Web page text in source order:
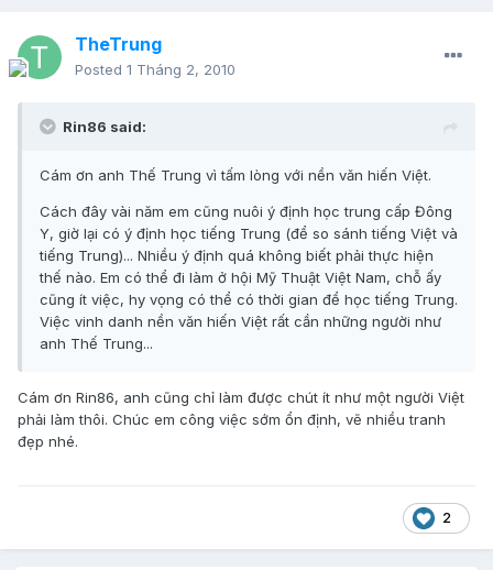
TheTrung
Posted 1 Tháng 2, 2010
Rin86 said:
Cám ơn anh Thế Trung vì tấm lòng với nền văn hiến Việt.
Cách đây vài năm em cũng nuôi ý định học trung cấp Đông
Y, giờ lại có ý định học tiếng Trung (để so sánh tiếng Việt và
tiếng Trung)... Nhiều ý định quá không biết phải thực hiện
thế nào. Em có thể đi làm ở hội Mỹ Thuật Việt Nam, chỗ ấy
cũng ít việc, hy vọng có thể có thời gian để học tiếng Trung.
Việc vinh danh nền văn hiến Việt rất cần những người như
anh Thế Trung...
Cám ơn Rin86, anh cũng chỉ làm được chút ít như một người Việt
phải làm thôi. Chúc em công việc sớm ổn định, vẽ nhiều tranh
đẹp nhé.
2